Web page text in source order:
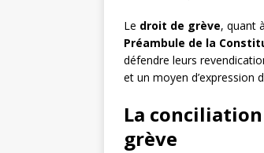
Le droit de grève, quant
Préambule de la
défendre leurs
et un moyen d’expression
La
grève